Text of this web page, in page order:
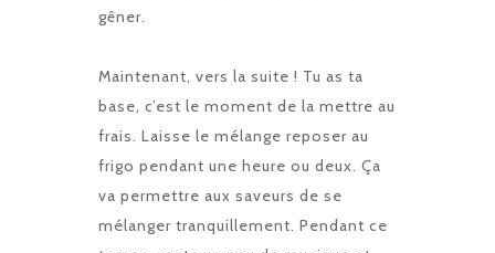
gêner.
Maintenant, vers la suite ! Tu as ta
base, c’est le moment de la mettre au
frais. Laisse le mélange reposer au
frigo pendant une heure ou deux. Ça
va permettre aux saveurs de se
mélanger tranquillement. Pendant ce